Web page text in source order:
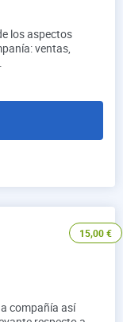
los aspectos
ventas,
15,00€
compañía así